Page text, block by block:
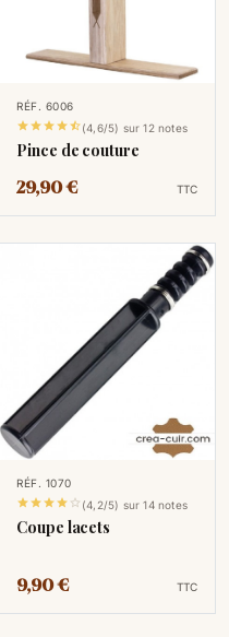
RÉF. 6006
(4,6/5) sur 12 notes
Pince de couture
29,90 € TTC
RÉF. 1070
  (4,2/5) sur 14 notes
Coupe lacets
9,90 € TTC